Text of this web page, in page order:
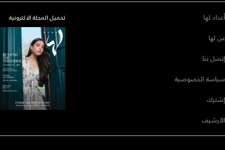
أعداد لها
عن لها
إتصل بنا
سياسة الخصوصية
إشترك
الأرشيف
تحميل المجلة الاكترونية